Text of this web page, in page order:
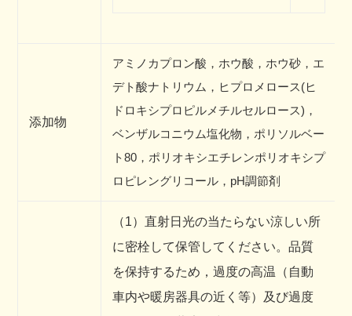
添加物
アミノカプロン酸，ホウ酸，ホウ砂，エ
デト酸ナトリウム，ヒプロメロース(ヒ
ドロキシプロピルメチルセルロース)，
ベンザルコニウム塩化物，ポリソルベー
ト80，ポリオキシエチレンポリオキシプ
ロピレングリコール，pH調節剤
（1）直射日光の当たらない涼しい所
に密栓して保管してください。品質
を保持するため，過度の高温（自動
車内や暖房器具の近く等）及び過度